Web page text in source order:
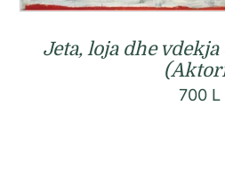
Jeta, loja dhe
700 L